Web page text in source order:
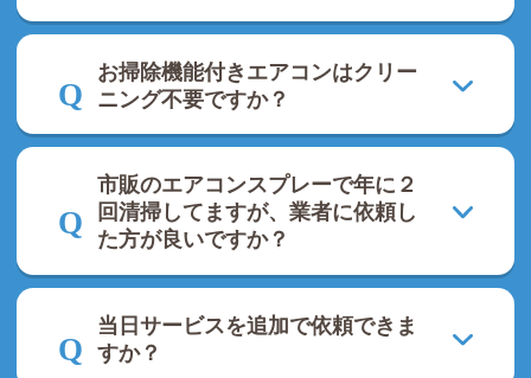
お掃除機能付きエアコンはクリー
ニング不要ですか？
市販のエアコンスプレーで年に２
回清掃してますが、業者に依頼し
た方が良いですか？
当日サービスを追加で依頼できま
すか？